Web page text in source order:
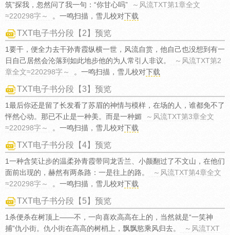
筑”探我，忽然问了我一句：“你甘心吗”
～风流TXT第1章全文
≈220298字～
。一鸣扫描，雪儿校对下载
TXT电子书分段【2】预览
1要干，便全力去干孙青霞纵横一世，风流自赏，他自己也没想到有一
日自己居然会沦落到如此地步他的为人常引人非议。
～风流TXT第2
章全文≈220298字～
。一鸣扫描，雪儿校对下载
TXT电子书分段【3】预览
1最后你还是留了长发看了苏眉的神情与模样，在场的人，谁都免不了
怦然心动。那已不止是一种美。而是一种媚
～风流TXT第3章全文
≈220298字～
。一鸣扫描，雪儿校对下载
TXT电子书分段【4】预览
1一种含笑让步的温柔孙青霞带同龙舌兰、小颜翻过了不文山，在他们
面前出现的，赫然有两条路：一是往上的路。
～风流TXT第4章全文
≈220298字～
。一鸣扫描，雪儿校对下载
TXT电子书分段【5】预览
1杀便杀在树顶上——不，一向喜欢高高在上的，当然就是“一笑神
捕”仇小街。仇小街在高高的树梢上，飘飘慾乘风归去。
～风流TXT